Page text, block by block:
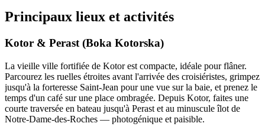
Principaux lieux et activités
Kotor & Perast (Boka Kotorska)
La vieille ville fortifiée de Kotor est compacte, idéale pour flâner.
Parcourez les ruelles étroites avant l'arrivée des croisiéristes, grimpez
jusqu'à la forteresse Saint-Jean pour une vue sur la baie, et prenez le
temps d'un café sur une place ombragée. Depuis Kotor, faites une
courte traversée en bateau jusqu'à Perast et au minuscule îlot de
Notre-Dame-des-Roches — photogénique et paisible.